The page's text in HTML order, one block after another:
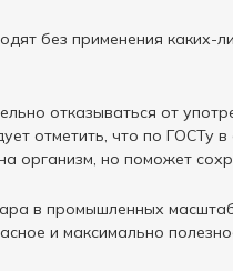
без применения каких-
отказываться от
отметить, что по ГОСТу
организм, но поможет
в промышленных
и максимально